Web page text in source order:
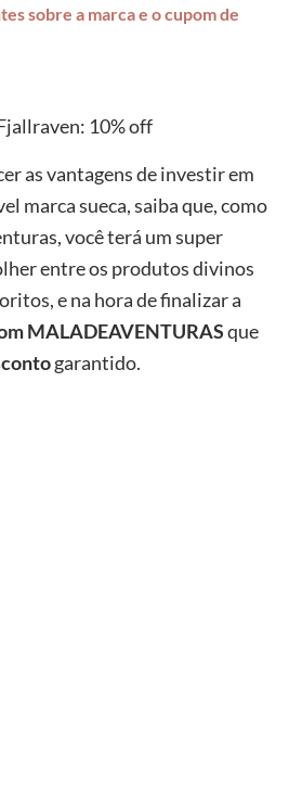
sobre a marca e o cupom de
10% off
as vantagens de investir em
marca sueca, saiba que, como
você terá um super
entre os produtos divinos
e na hora de finalizar a
MALADEAVENTURASque
garantido.